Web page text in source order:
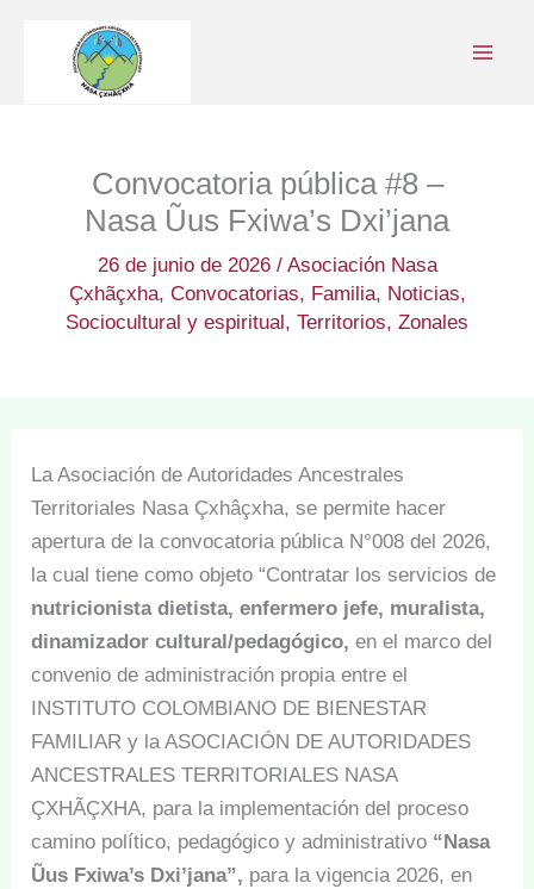
contenido
Convocatoria pública #8 –
Nasa Ũus Fxiwa’s Dxi’jana
26 de junio de 2026 / Asociación Nasa
Çxhãçxha, Convocatorias, Familia, Noticias,
Sociocultural y espiritual, Territorios, Zonales
La Asociación de Autoridades Ancestrales
Territoriales Nasa Çxhâçxha, se permite hacer
apertura de la convocatoria pública N°008 del 2026,
la cual tiene como objeto “Contratar los servicios de
nutricionista dietista, enfermero jefe, muralista,
dinamizador cultural/pedagógico,en el marco del
convenio de administración propia entre el
INSTITUTO COLOMBIANO DE BIENESTAR
FAMILIAR y la ASOCIACIÓN DE AUTORIDADES
ANCESTRALES TERRITORIALES NASA
ÇXHÃÇXHA, para la implementación del proceso
camino político, pedagógico y administrativo “Nasa
Ũus Fxiwa’s Dxi’jana”, para la vigencia 2026, en